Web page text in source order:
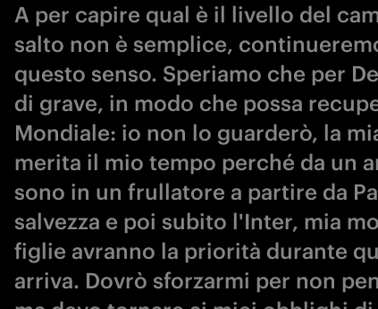
A per capire qual è il livello del
salto non è semplice,
questo senso. Speriamo che per
di grave, in modo che possa
Mondiale: io non lo guarderò, la
merita il mio tempo perché da un
sono in un frullatore a partire da
salvezza e poi subito l'Inter, mia
figlie avranno la priorità durante
arriva. Dovrò sforzarmi per non